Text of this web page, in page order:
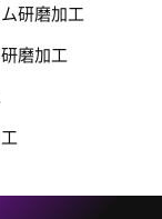
研磨加工
磨加工